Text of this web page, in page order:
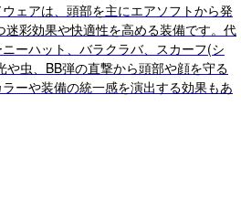
ェアは、頭部を主にエアソフトから発
彩効果や快適性を高める装備です。代
ーハット、バラクラバ、スカーフ(シ
や虫、BB弾の直撃から頭部や顔を守る
ーや装備の統一感を演出する効果もあ